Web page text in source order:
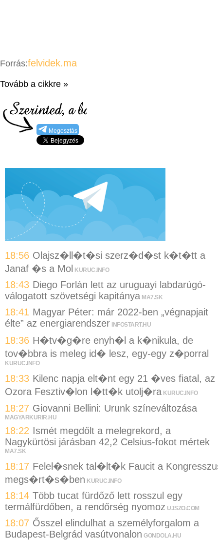
Forrás:felvidek.ma
Tovább a cikkre »
Megosztás
18:56 Olajsz�ll�t�si szerz�d�st k�t�tt a
Janaf �s a Mol KURUC.INFO
18:43 Diego Forlán lett az uruguayi labdarúgó-
válogatott szövetségi kapitánya MA7.SK
18:41 Magyar Péter: már 2022-ben „végnapjait
élte” az energiarendszer INFOSTART.HU
18:36 H�tv�g�re enyh�l a k�nikula, de
tov�bbra is meleg id� lesz, egy-egy z�porral
KURUC.INFO
18:33 Kilenc napja elt�nt egy 21 �ves fiatal, az
Ozora Fesztiv�lon l�tt�k utolj�ra KURUC.INFO
18:27 Giovanni Bellini: Urunk színeváltozása
MAGYARKURIR.HU
18:22 Ismét megdőlt a melegrekord, a
Nagykürtösi járásban 42,2 Celsius-fokot mértek
MA7.SK
18:17 Felel�snek tal�lt�k Faucit a
megs�rt�s�ben KURUC.INFO
18:14 Több tucat fürdőző lett rosszul egy
termálfürdőben, a rendőrség nyomoz UJSZO.COM
18:07 Ősszel elindulhat a személyforgalom a
Budapest-Belgrád vasútvonalon GONDOLA.HU